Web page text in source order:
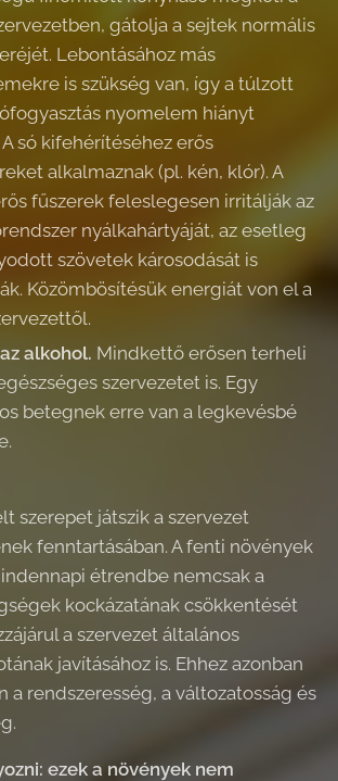
gátolja a sejtek normális
Lebontásához más
is szükség van, így a túlzott
nyomelem hiányt
só kifehérítéséhez erős
alkalmaznak (pl. kén, klór). A
fűszerek feleslegesen irritálják az
nyálkahártyáját, az esetleg
szövetek károsodását is
Közömbösítésük energiát von el a
alkohol. Mindkettő erősen terheli
szervezetet is. Egy
betegnek erre van a legkevésbé
szerepet játszik a szervezet
fenntartásában. A fenti növények
étrendbe nemcsak a
kockázatának csökkentését
a szervezet általános
javításához is. Ehhez azonban
rendszeresség, a változatosság és
ezek a növények nem